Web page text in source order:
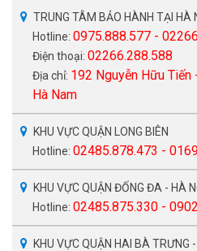
TRUNG TÂM BẢO HÀNH TẠI HÀ
Hotline: 0975.888.577 -
Điện thoại: 02266.288.588
Địa chỉ: 192 Nguyễn Hữu
Hà Nam
KHU VỰC QUẬN LONG BIÊN
Hotline: 02485.878.473 -
KHU VỰC QUẬN ĐỐNG ĐA - HÀ
Hotline: 02485.875.330 -
KHU VỰC QUẬN HAI BÀ TRƯNG -